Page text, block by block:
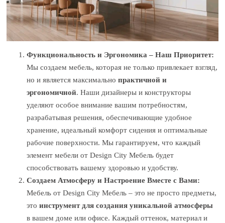
Функциональность и Эргономика – Наш Приоритет:
Мы создаем мебель, которая не только привлекает взгляд,
но и является максимальнопрактичной и
эргономичной. Наши дизайнеры и конструкторы
уделяют особое внимание вашим потребностям,
разрабатывая решения, обеспечивающие удобное
хранение, идеальный комфорт сидения и оптимальные
рабочие поверхности. Мы гарантируем, что каждый
элемент мебели от Design City Мебель будет
способствовать вашему здоровью и удобству.
Создаем Атмосферу и Настроение Вместе с Вами:
Мебель от Design City Мебель – это не просто предметы,
этоинструмент для создания уникальной атмосферы
в вашем доме или офисе. Каждый оттенок, материал и